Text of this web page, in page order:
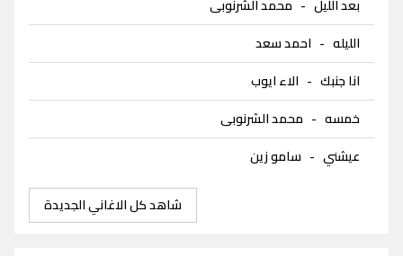
بعد الليل - محمد الشرنوبى
الليله - احمد سعد
انا جنبك - الاء ايوب
خمسه - محمد الشرنوبى
عيشني - سامو زين
شاهد كل الاغاني الجديدة